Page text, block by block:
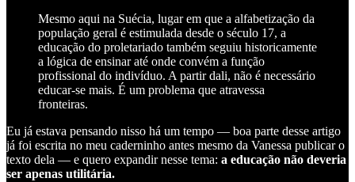
Mesmo aqui na Suécia, lugar em que a alfabetização da
população geral é estimulada desde o século 17, a
educação do proletariado também seguiu historicamente
a lógica de ensinar até onde convém a função
profissional do indivíduo. A partir dali, não é necessário
educar-se mais. É um problema que atravessa
fronteiras.
Eu já estava pensando nisso há um tempo — boa parte desse artigo
já foi escrita no meu caderninho antes mesmo da Vanessa publicar o
texto dela — e quero expandir nesse tema: a educação não deveria
ser apenas utilitária.